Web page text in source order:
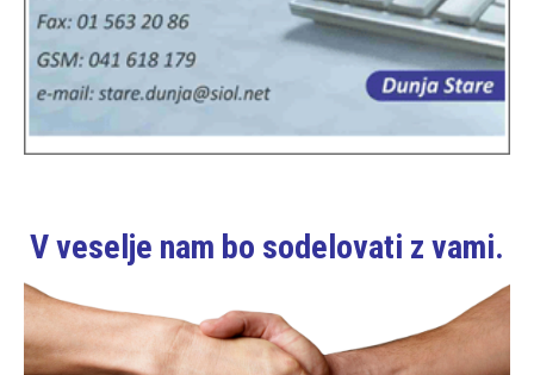
V veselje nam bo sodelovati z vami.